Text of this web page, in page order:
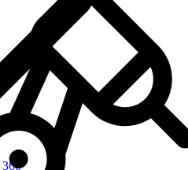
360